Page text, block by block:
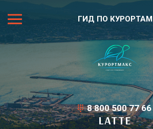
ГИД ПО КУРОРТАМ
8 800 500 77 66
LATTE